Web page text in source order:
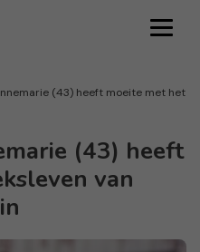
(43) heeft moeite met het
(43) heeft
van